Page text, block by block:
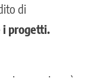
di
i progetti.